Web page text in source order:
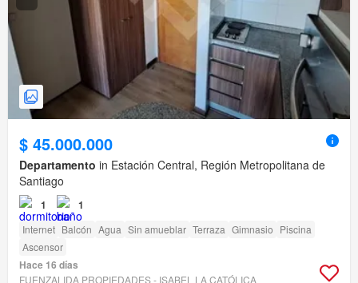
$ 45.000.000
Departamento in Estación Central, Región Metropolitana de
Santiago
1 1
Internet Balcón Agua Sin amueblar Terraza Gimnasio Piscina
Ascensor
Hace 16 días
FUENZALIDA PROPIEDADES - ISABEL LA CATÓLICA